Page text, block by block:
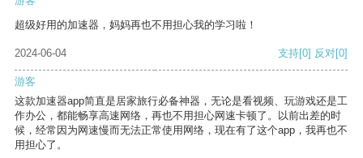
超级好用的加速器，妈妈再也不用担心我的学习啦！
2024-06-04 支持[0] 反对[0]
游客
这款加速器app简直是居家旅行必备神器，无论是看视频、玩游戏还是工
作办公，都能畅享高速网络，再也不用担心网速卡顿了。以前出差的时
候，经常因为网速慢而无法正常使用网络，现在有了这个app，我再也不
用担心了。